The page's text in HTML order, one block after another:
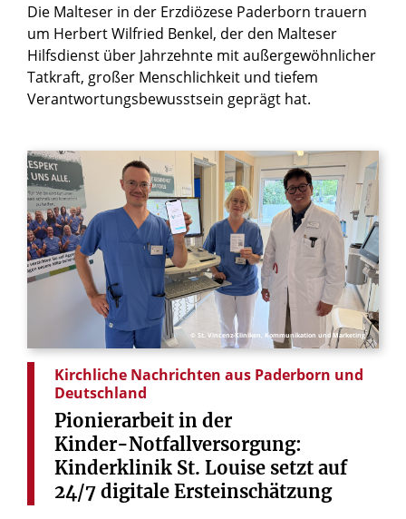
Die Malteser in der Erzdiözese Paderborn trauern
um Herbert Wilfried Benkel, der den Malteser
Hilfsdienst über Jahrzehnte mit außergewöhnlicher
Tatkraft, großer Menschlichkeit und tiefem
Verantwortungsbewusstsein geprägt hat.
© St. Vincenz-Kliniken, Kommunikation und Marketing
Kirchliche Nachrichten aus Paderborn und
Deutschland
Pionierarbeit in der
Kinder-Notfallversorgung:
Kinderklinik St. Louise setzt auf
24/7 digitale Ersteinschätzung